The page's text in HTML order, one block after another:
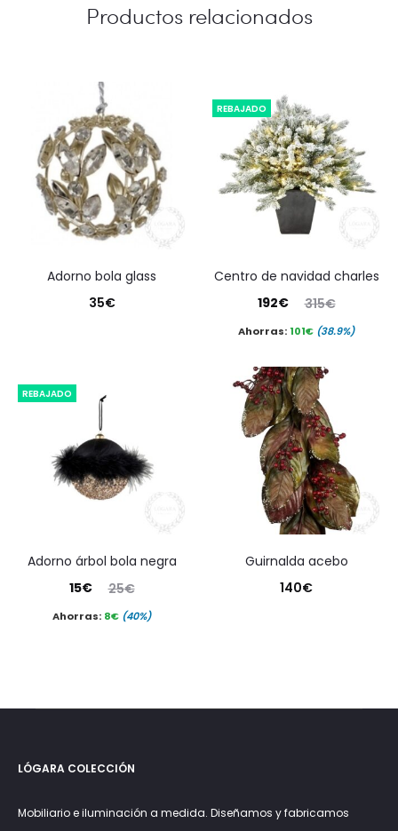
Productos relacionados
adorno bola glass
35€
REBAJADO
centro de navidad charles
315€
El
precio
era:
315€.
192€
El
precio
es:
192€.
Ahorras:101€ (38.9%)
REBAJADO
adorno árbol bola negra
25€
El
precio
15€
El
precioAhorras: 8€ (40%)
guirnalda acebo
140€
LÓGARA COLECCIÓN
Mobiliario e iluminación a medida. Diseñamos y fabricamos